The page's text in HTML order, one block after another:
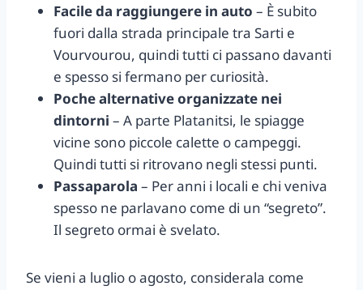
Facile da raggiungere in auto – È subito
fuori dalla strada principale tra Sarti e
Vourvourou, quindi tutti ci passano davanti
e spesso si fermano per curiosità.
Poche alternative organizzate nei
dintorni – A parte Platanitsi, le spiagge
vicine sono piccole calette o campeggi.
Quindi tutti si ritrovano negli stessi punti.
Passaparola – Per anni i locali e chi veniva
spesso ne parlavano come di un “segreto”.
Il segreto ormai è svelato.
Se vieni a luglio o agosto, considerala come